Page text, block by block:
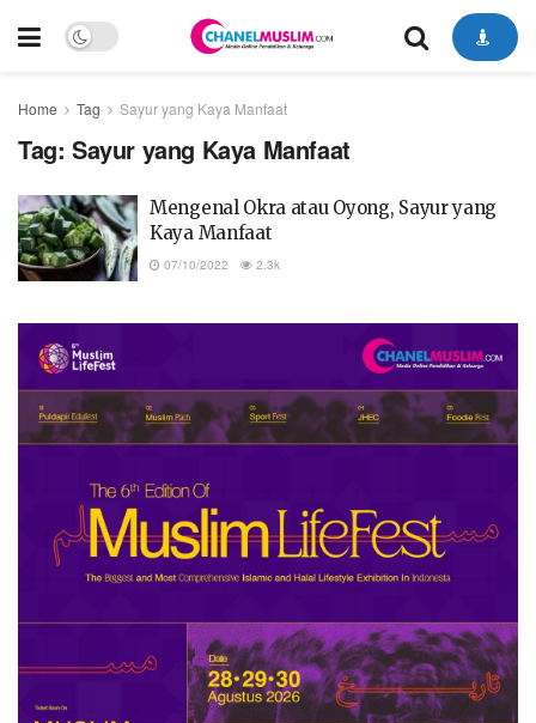
Home Tag Sayur yang Kaya Manfaat
Tag: Sayur yang Kaya Manfaat
Mengenal Okra atau Oyong, Sayur yang
Kaya Manfaat
07/10/2022 2.3k